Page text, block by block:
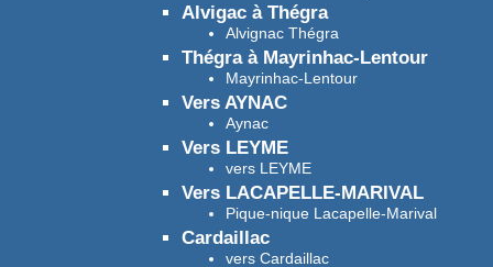
Alvigac à Thégra
Alvignac Thégra
Thégra à Mayrinhac-Lentour
Mayrinhac-Lentour
Vers AYNAC
Aynac
Vers LEYME
vers LEYME
Vers LACAPELLE-MARIVAL
Pique-nique Lacapelle-Marival
Cardaillac
vers Cardaillac